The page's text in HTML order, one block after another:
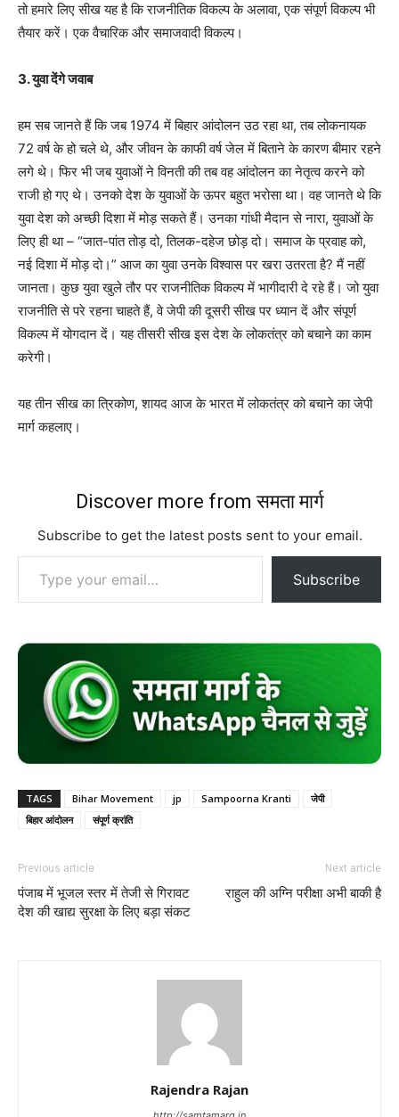
तो हमारे लिए सीख यह है कि राजनीतिक विकल्प के अलावा, एक संपूर्ण विकल्प भी
तैयार करें। एक वैचारिक और समाजवादी विकल्प।
3. युवा देंगे जवाब
हम सब जानते हैं कि जब 1974 में बिहार आंदोलन उठ रहा था, तब लोकनायक
72 वर्ष के हो चले थे, और जीवन के काफी वर्ष जेल में बिताने के कारण बीमार रहने
लगे थे। फिर भी जब युवाओं ने विनती की तब वह आंदोलन का नेतृत्व करने को
राजी हो गए थे। उनको देश के युवाओं के ऊपर बहुत भरोसा था। वह जानते थे कि
युवा देश को अच्छी दिशा में मोड़ सकते हैं। उनका गांधी मैदान से नारा, युवाओं के
लिए ही था – “जात-पांत तोड़ दो, तिलक-दहेज छोड़ दो। समाज के प्रवाह को,
नई दिशा में मोड़ दो।” आज का युवा उनके विश्वास पर खरा उतरता है? मैं नहीं
जानता। कुछ युवा खुले तौर पर राजनीतिक विकल्प में भागीदारी दे रहे हैं। जो युवा
राजनीति से परे रहना चाहते हैं, वे जेपी की दूसरी सीख पर ध्यान दें और संपूर्ण
विकल्प में योगदान दें। यह तीसरी सीख इस देश के लोकतंत्र को बचाने का काम
करेगी।
यह तीन सीख का त्रिकोण, शायद आज के भारत में लोकतंत्र को बचाने का जेपी
मार्ग कहलाए।
Discover more from समता मार्ग
Subscribe to get the latest posts sent to your email.
Type your email…
Subscribe
TAGS Bihar Movement jp Sampoorna Kranti
जेपी
बिहार आंदोलन
संपूर्ण क्रांति
Previous article
पंजाब में भूजल स्तर में तेजी से गिरावट
देश की खाद्य सुरक्षा के लिए बड़ा संकट
Next article
राहुल की अग्नि परीक्षा अभी बाकी है
Rajendra Rajan